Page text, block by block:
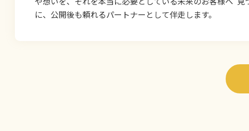
に、公開後も頼れるパートナーとして伴走します。